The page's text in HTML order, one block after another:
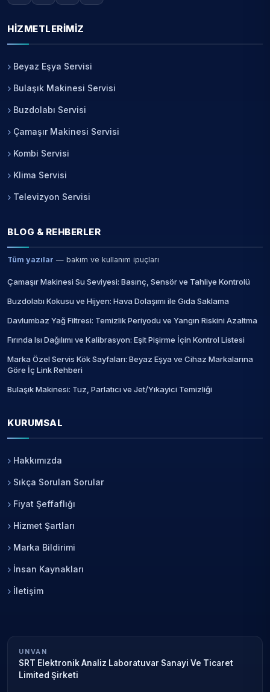
HIZMETLERIMIZ
Beyaz Eşya Servisi
Bulaşık Makinesi Servisi
Buzdolabı Servisi
Çamaşır Makinesi Servisi
Kombi Servisi
Klima Servisi
Televizyon Servisi
BLOG & REHBERLER
Tüm yazılar — bakım ve kullanım ipuçları
Çamaşır Makinesi Su Seviyesi: Basınç, Sensör ve Tahliye Kontrolü
Buzdolabı Kokusu ve Hijyen: Hava Dolaşımı ile Gıda Saklama
Davlumbaz Yağ Filtresi: Temizlik Periyodu ve Yangın Riskini Azaltma
Fırında Isı Dağılımı ve Kalibrasyon: Eşit Pişirme İçin Kontrol Listesi
Marka Özel Servis Kök Sayfaları: Beyaz Eşya ve Cihaz Markalarına
Göre İç Link Rehberi
Bulaşık Makinesi: Tuz, Parlatıcı ve Jet/Yıkayici Temizliği
KURUMSAL
Hakkımızda
Sıkça Sorulan Sorular
Fiyat Şeffaflığı
Hizmet Şartları
Marka Bildirimi
İnsan Kaynakları
İletişim
UNVAN
SRT Elektronik Analiz Laboratuvar Sanayi Ve Ticaret
Limited Şirketi